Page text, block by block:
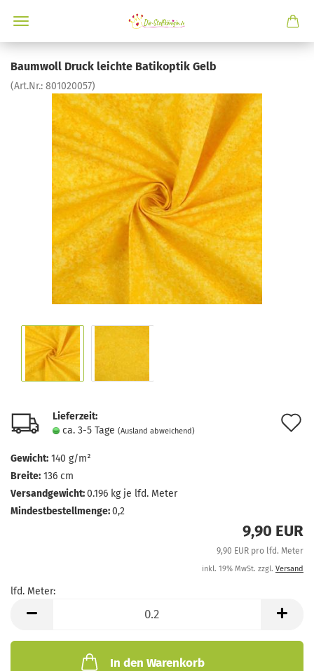
Baumwoll Druck leichte Batikoptik Gelb
(Art.Nr.: 801020057)
Lieferzeit:
ca. 3-5 Tage (Ausland abweichend)
Gewicht: 140 g/m²
Breite: 136 cm
Versandgewicht:0.196 kg je lfd. Meter
Mindestbestellmenge:0,2
9,90 EUR
9,90 EUR pro lfd. Meter
inkl. 19% MwSt. zzgl. Versand
lfd. Meter:
Meter
In den Warenkorb